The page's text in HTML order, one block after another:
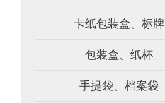
卡纸包装盒、标牌
包装盒、纸杯
手提袋、档案袋